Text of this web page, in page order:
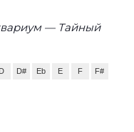
— Тайный
D D# Eb E F F#